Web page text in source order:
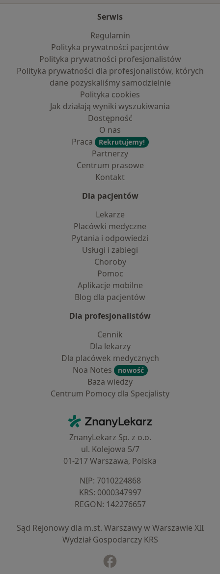
Serwis
Regulamin
Polityka prywatności pacjentów
Polityka prywatności profesjonalistów
Polityka prywatności dla profesjonalistów, których
dane pozyskaliśmy samodzielnie
Polityka cookies
Jak działają wyniki wyszukiwania
Dostępność
O nas
Praca
Rekrutujemy!
Partnerzy
Centrum prasowe
Kontakt
Dla pacjentów
Lekarze
Placówki medyczne
Pytania i odpowiedzi
Usługi i zabiegi
Choroby
Pomoc
Aplikacje mobilne
Blog dla pacjentów
Dla profesjonalistów
Cennik
Dla lekarzy
Dla placówek medycznych
Noa Notes
nowość
Baza wiedzy
Centrum Pomocy dla Specjalisty
ZnanyLekarz - Strona główna
ZnanyLekarz Sp. z o.o.
ul. Kolejowa 5/7
01-217 Warszawa, Polska
NIP: ⁠7010224868
KRS: ⁠0000347997
REGON: ⁠142276657
Sąd Rejonowy dla m.st. Warszawy w Warszawie XII
Wydział Gospodarczy KRS